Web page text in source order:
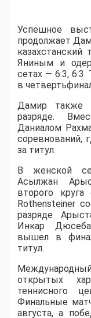
Успешное
продолжает
казахстанский
Яниным и
сетах — 6:3,
в
Дамир также
разряде.
Даниалом
соревнований,
за титул.
В женской
Асылжан
второго
Rothensteiner
разряде
Инкар
вышел в
титул.
открытых
теннисного
Финальные
августа, а